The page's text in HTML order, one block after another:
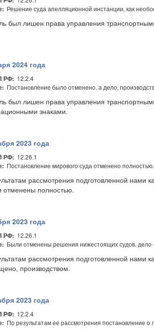
Решение суда апелляционной инстанции, как
был лишен права управления
2024 года
РФ: 12.2.4
Постановление было отменено, а дело,
был лишен права управления
знаками.
2023 года
РФ: 12.26.1
Постановление мирового суда отменено полностью.
рассмотрения подготовленной
полностью.
2023 года
РФ: 12.26.1
Были отменены решения нижестоящих судов,
рассмотрения подготовленной
производством.
2023 года
РФ: 12.2.4
По результатам ее рассмотрения постановление